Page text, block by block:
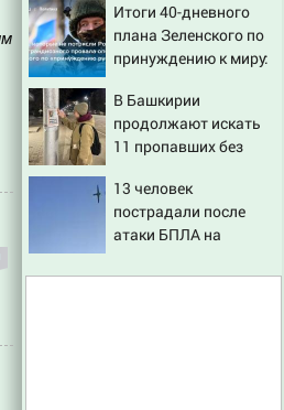
маленькую девочку с
игрушкой
Итоги 40-дневного
плана Зеленского по
принуждению к миру:
полный разбор
провала операции
Украины от военкора
В Башкирии
продолжают искать
11 пропавших без
13 человек
пострадали после
атаки БПЛА на